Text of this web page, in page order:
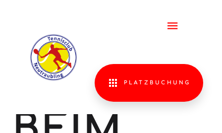
PLATZBUCHUNG
FÜR LIA